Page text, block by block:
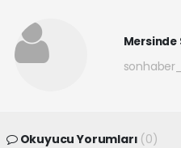
Mersinde
Okuyucu Yorumları (0)